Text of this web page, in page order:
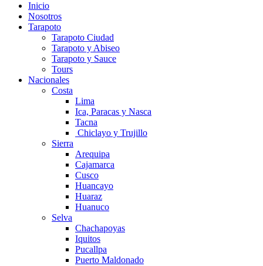
Inicio
Nosotros
Tarapoto
Tarapoto Ciudad
Tarapoto y Abiseo
Tarapoto y Sauce
Tours
Nacionales
Costa
Lima
Ica, Paracas y Nasca
Tacna
Chiclayo y Trujillo
Sierra
Arequipa
Cajamarca
Cusco
Huancayo
Huaraz
Huanuco
Selva
Chachapoyas
Iquitos
Pucallpa
Puerto Maldonado